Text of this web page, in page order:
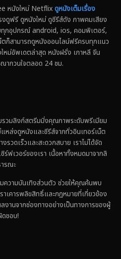
หนังใหม่ Netflixดูหนังเต็มเรื่อง
ดูฟรี ดูหนังใหม่ ดูซีรีส์ดัง ภาพคมเสียง
ทุกอุปกรณ์ android, ios, คอมพิเตอร์,
ก็สามารถดูหนังออนไลน์ฟรีครบทุกแนว
หม่อัพเดตล่าสุด หนังฝรั่ง เกาหลี จีน
ากวนใจตลอด 24 ชม.
วมลิงก์สตรีมมิ่งคุณภาพระดับพรีเมียม
หล่งดูหนังและซีรีส์จากทั่วอินเทอร์เน็ต
รวดเร็วและสะดวกสบาย เราไม่ได้จัด
ร์ฟเวอร์ของเรา เนื้อหาทั้งหมดมาจากลิ
รณะ
ความบันเทิงส่วนตัว ช่วยให้คุณค้นพบ
าเคารพลิขสิทธิ์และกฎหมายที่เกี่ยวข้อง
งานจากช่องทางอย่างเป็นทางการของผู้
ชอบ!